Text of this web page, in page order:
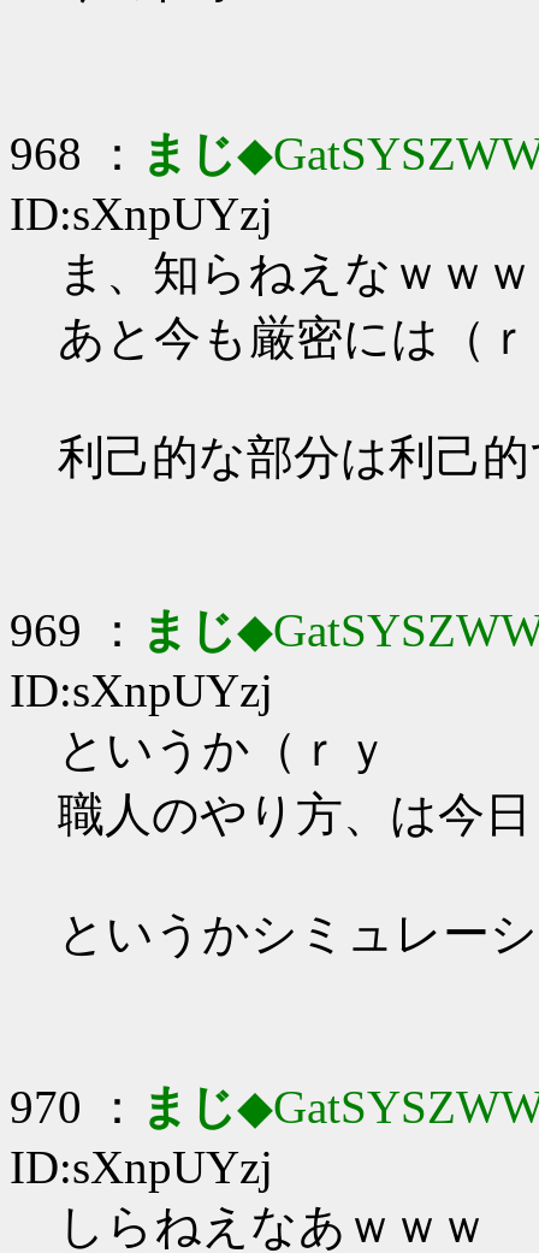
968 ： まじ
ID:sXnpUYzj
ま、知らねえなｗｗｗ
あと今も厳密には（
利己的な部分は利己
969 ： まじ
ID:sXnpUYzj
というか（ｒｙ
職人のやり方、は今
というかシミュレー
970 ： まじ
ID:sXnpUYzj
しらねえなあｗｗｗ